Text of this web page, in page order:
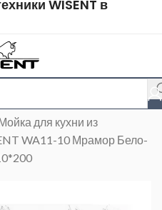
WISENT в
для кухни из
WA11-10 Мрамор Бело-